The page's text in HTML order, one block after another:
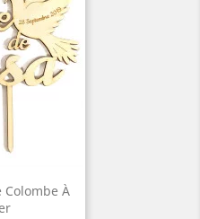
Colombe À